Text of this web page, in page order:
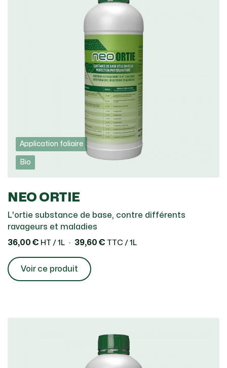
Application foliaire
Bio
NEO ORTIE
L'ortie substance de base, contre différents
ravageurs et maladies
36,00 € HT / 1L 39,60 € TTC / 1L
Voir ce produit